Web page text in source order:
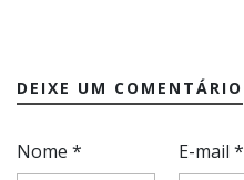
DEIXE UM COMENTÁRIO
Nome * E-mail*